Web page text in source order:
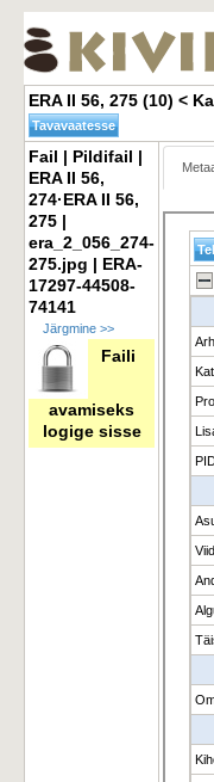
ERA II 56, 275 (10) <
Fail | Pildifail |
ERA II 56,
274·ERA II 56,
275 |
era_2_056_274-
275.jpg | ERA-
17297-44508-
74141
Järgmine >>
Faili
avamiseks
logige sisse